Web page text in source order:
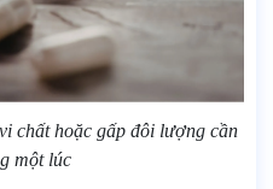
chất hoặc gấp đôi lượng cần
một lúc